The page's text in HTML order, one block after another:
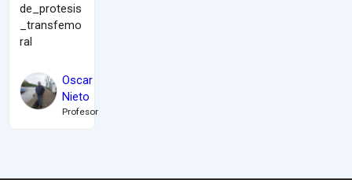
de_protesis
_transfemo
ral
Oscar
Nieto
Profesor